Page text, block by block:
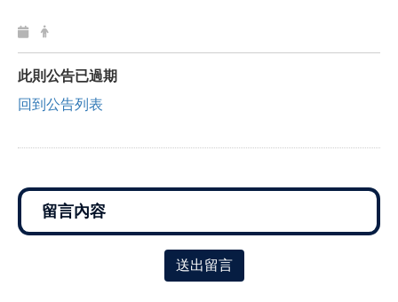
此則公告已過期
回到公告列表
送出留言